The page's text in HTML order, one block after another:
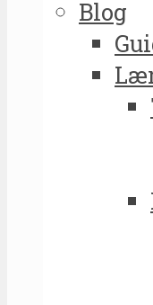
Blog